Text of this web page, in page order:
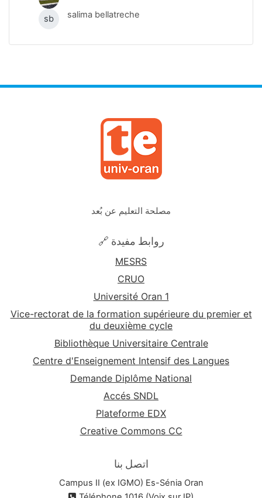
sb salima bellatreche
مصلحة التعليم عن بُعد
🔗 روابط مفيدة
MESRS
CRUO
Université Oran 1
Vice-rectorat de la formation supérieure du premier et
du deuxième cycle
Bibliothèque Universitaire Centrale
Centre d'Enseignement Intensif des Langues
Demande Diplôme National
Accés SNDL
Plateforme EDX
Creative Commons CC
اتصل بنا
Campus II (ex IGMO) Es-Sénia Oran